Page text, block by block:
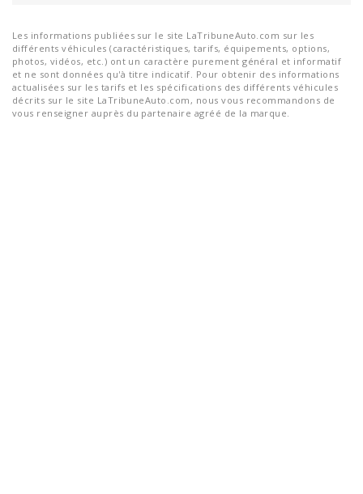
Les informations publiées sur le site LaTribuneAuto.com sur les
différents véhicules (caractéristiques, tarifs, équipements, options,
photos, vidéos, etc.) ont un caractère purement général et informatif
et ne sont données qu'à titre indicatif. Pour obtenir des informations
actualisées sur les tarifs et les spécifications des différents véhicules
décrits sur le site LaTribuneAuto.com, nous vous recommandons de
vous renseigner auprès du partenaire agréé de la marque.